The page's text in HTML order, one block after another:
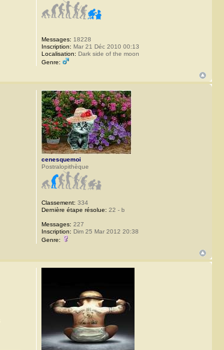
Messages: 18228
Inscription: Mar 21 Déc 2010 00:13
Localisation: Dark side of the moon
Genre:
cenesquemoi
Postralopithèque
Classement: 334
Dernière étape résolue: 22 - b
Messages: 227
Inscription: Dim 25 Mar 2012 20:38
Genre: